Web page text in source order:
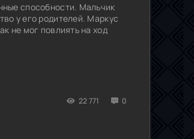
способности. Мальчик
у его родителей. Маркус
не мог повлиять на ход
22 771 0